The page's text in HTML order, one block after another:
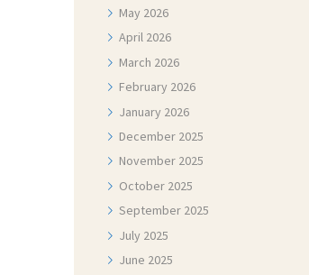
May 2026
April 2026
March 2026
February 2026
January 2026
December 2025
November 2025
October 2025
September 2025
July 2025
June 2025